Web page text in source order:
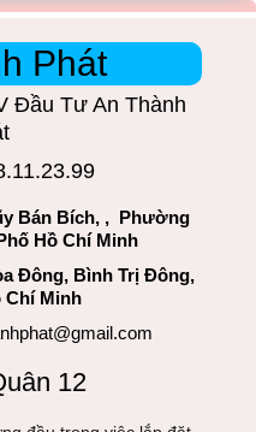
Phát
Đầu Tư An Thành
Bán Bích, , Phường
Hồ Chí Minh
Đông, Bình Trị Đông,
Chí Minh
12